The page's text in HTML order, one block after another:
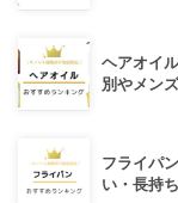
ヘアオイ
別やメン
フライパ
い・長持